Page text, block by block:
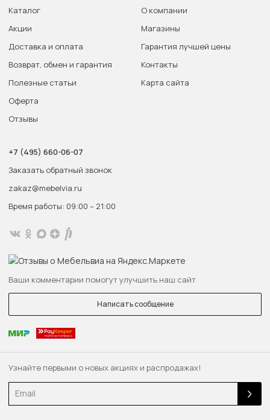
Узнайте первыми о новых акциях и распродажах!
Email
Каталог
Акции
Доставка и оплата
Возврат, обмен и гарантия
Полезные статьи
Оферта
Отзывы
О компании
Магазины
Гарантия лучшей цены
Контакты
Карта сайта
+7 (495) 660-06-07
Заказать обратный звонок
zakaz@mebelvia.ru
Время работы: 09:00 – 21:00
Ваши комментарии помогут улучшить наш сайт
Написать сообщение